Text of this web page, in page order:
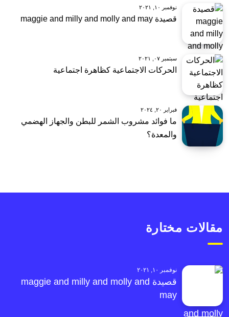
نوفمبر ١٠, ٢٠٢١
قصيدة maggie and milly and molly and may
سبتمبر ٠٧, ٢٠٢١
الحركات الاجتماعية كظاهرة اجتماعية
فبراير ٢٠, ٢٠٢٤
ما فوائد مشروب الشمر للبطن والجهاز الهضمي
والمعدة؟
مقالات مختارة
نوفمبر ١٠, ٢٠٢١
قصيدة maggie and milly and molly and
may